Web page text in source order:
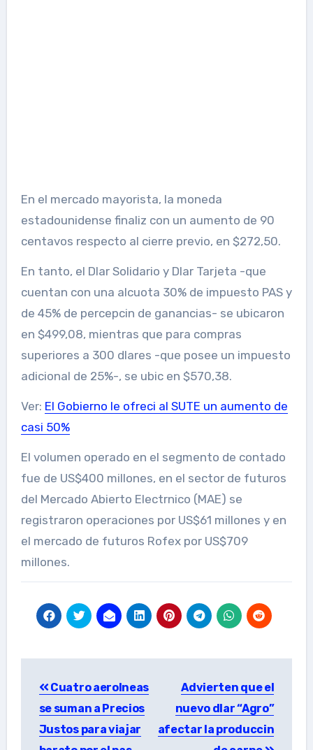
En el mercado mayorista, la moneda
estadounidense finaliz con un aumento de 90
centavos respecto al cierre previo, en $272,50.
En tanto, el Dlar Solidario y Dlar Tarjeta -que
cuentan con una alcuota 30% de impuesto PAS y
de 45% de percepcin de ganancias- se ubicaron
en $499,08, mientras que para compras
superiores a 300 dlares -que posee un impuesto
adicional de 25%-, se ubic en $570,38.
Ver: El Gobierno le ofreci al SUTE un aumento de
casi 50%
El volumen operado en el segmento de contado
fue de US$400 millones, en el sector de futuros
del Mercado Abierto Electrnico (MAE) se
registraron operaciones por US$61 millones y en
el mercado de futuros Rofex por US$709
millones.
navigation
Cuatro aerolneas
se suman a Precios
Justos para viajar
Advierten que el
nuevo dlar “Agro”
afectar la produccin